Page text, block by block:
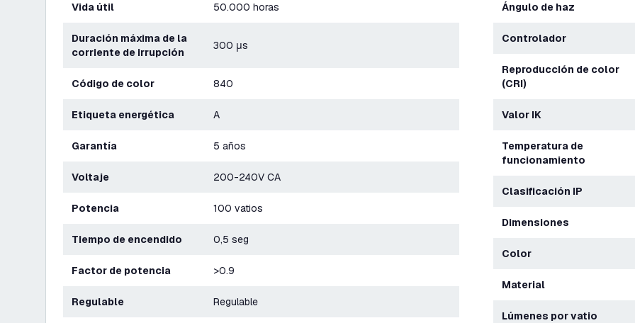
Vida útil 50.000 horas
Duración máxima de la
corriente de irrupción
300 μs
Código de color 840
Etiqueta energética A
Garantía 5 años
Voltaje 200-240V CA
Potencia 100 vatios
Tiempo de encendido 0,5 seg
Factor de potencia >0.9
Regulable Regulable
Ángulo de haz
Controlador
Reproducción de color
(CRI)
Valor IK
Temperatura de
funcionamiento
Clasificación IP
Dimensiones
Color
Material
Lúmenes por vatio